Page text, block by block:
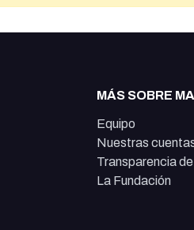
MÁS SOBRE
Equipo
Nuestras
Transparencia
La Fundación